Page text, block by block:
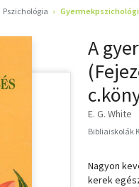
Pszichológia
A
E. G. White
Bibliaiskolák
Nagyon
kerek